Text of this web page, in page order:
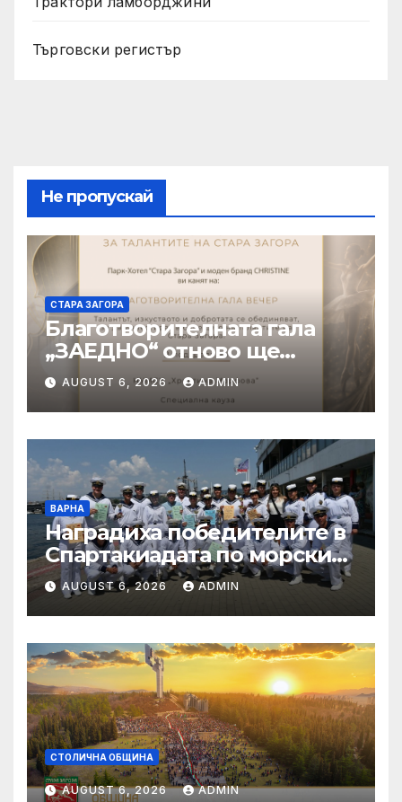
Търговски регистър
Не пропускай
СТАРА ЗАГОРА
Благотворителната гала
„ЗАЕДНО“ отново ще
подкрепи талантливите
деца на Стара Загора
AUGUST 6, 2026 ADMIN
ВАРНА
Наградиха победителите в
Спартакиадата по морските
спортове на
Военноморските сили
AUGUST 6, 2026 ADMIN
СТОЛИЧНА ОБЩИНА
AUGUST 6, 2026 ADMIN